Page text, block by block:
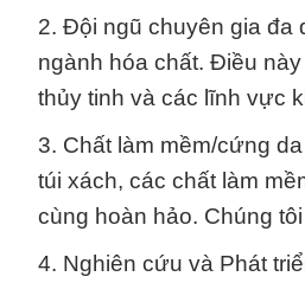
2. Đội ngũ chuyên gia đa
ngành hóa chất. Điều
thủy tinh và các lĩnh vực
3. Chất làm mềm/cứng
túi xách, các chất làm
cùng hoàn hảo. Chúng
4. Nghiên cứu và Phát